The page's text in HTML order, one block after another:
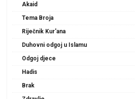
Akaid
Tema Broja
Riječnik Kur'ana
Duhovni odgoj u Islamu
Odgoj djece
Hadis
Brak